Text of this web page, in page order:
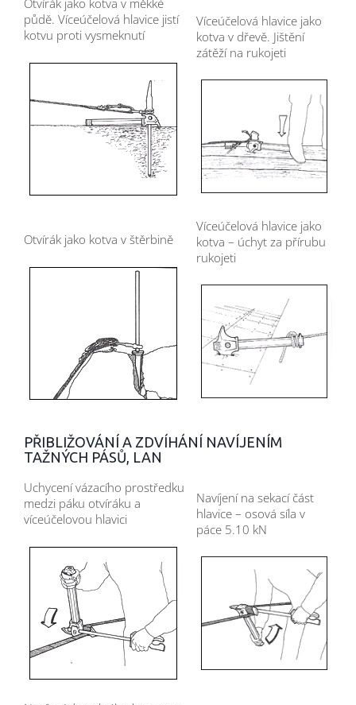
půdě. Víceúčelová hlavice jistí
kotvu proti vysmeknutí
Víceúčelová hlavice jako
kotva v dřevě. Jištění
zátěží na rukojeti
Otvírák jako kotva v štěrbině
Víceúčelová hlavice jako
kotva – úchyt za přírubu
rukojeti
PŘIBLIŽOVÁNÍ A ZDVÍHÁNÍ NAVÍJENÍM
TAŽNÝCH PÁSŮ, LAN
Uchycení vázacího prostředku
medzi páku otvíráku a
víceúčelovou hlavici
Navíjení na sekací část
hlavice – osová síla v
páce 5.10 kN